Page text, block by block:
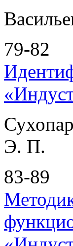
79-82
Э. П.
83-89